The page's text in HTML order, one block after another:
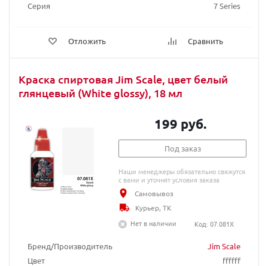
Серия
7 Series
Отложить Сравнить
Краска спиртовая Jim Scale, цвет белый
глянцевый (White glossy), 18 мл
Бренд/Производитель
Jim Scale
Цвет
ffffff
199 руб.
Под заказ
Наши менеджеры обязательно свяжутся
с вами и уточнят условия заказа
Самовывоз
Курьер, ТК
Нет в наличии
Код: 07.081X